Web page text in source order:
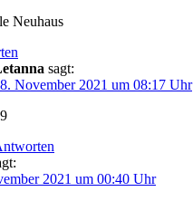
Neuhaus
sagt:
November 2021 um 08:17 Uhr
2021 um 00:40 Uhr